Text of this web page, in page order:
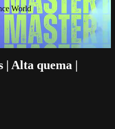
World
| Alta quema |